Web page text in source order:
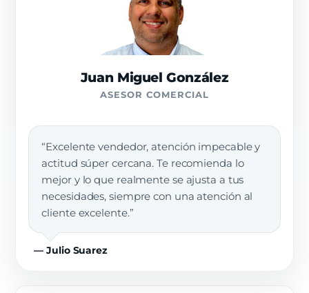
Juan Miguel González
ASESOR COMERCIAL
“Excelente vendedor, atención impecable y
actitud súper cercana. Te recomienda lo
mejor y lo que realmente se ajusta a tus
necesidades, siempre con una atención al
cliente excelente.”
— Julio Suarez